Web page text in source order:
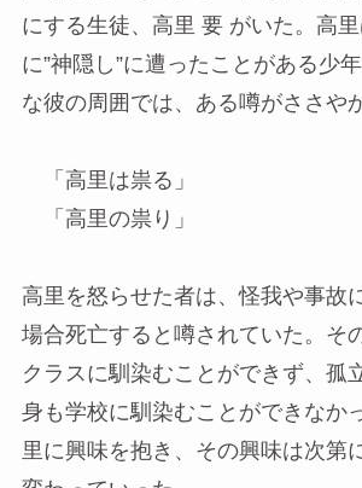
にする生徒、高里 要 がいた。高
に”神隠し”に遭ったことがある少
な彼の周囲では、ある噂がささや
「高里は祟る」
「高里の祟り」
高里を怒らせた者は、怪我や事故
場合死亡すると噂されていた。そ
クラスに馴染むことができず、孤
身も学校に馴染むことができなか
里に興味を抱き、その興味は次第